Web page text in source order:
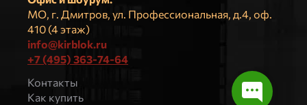
МО, г. Дмитров, ул. Профессиональная, д.4, оф.
410 (4 этаж)
info@kirblok.ru
+7 (495) 363-74-64
Контакты
Как купить